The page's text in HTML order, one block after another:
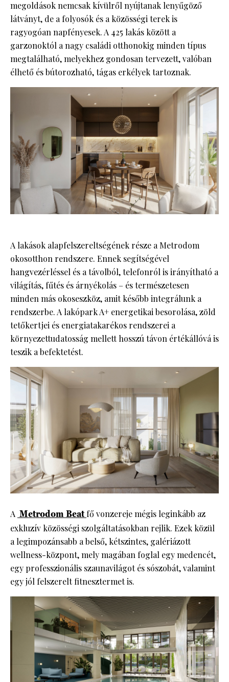
megoldások nemcsak kívülről nyújtanak lenyűgöző
látványt, de a folyosók és a közösségi terek is
ragyogóan napfényesek. A 425 lakás között a
garzonoktól a nagy családi otthonokig minden típus
megtalálható, melyekhez gondosan tervezett, valóban
élhető és bútorozható, tágas erkélyek tartoznak.
A lakások alapfelszereltségének része a Metrodom
okosotthon rendszere. Ennek segítségével
hangvezérléssel és a távolból, telefonról is irányítható a
világítás, fűtés és árnyékolás – és természetesen
minden más okoseszköz, amit később integrálunk a
rendszerbe. A lakópark A+ energetikai besorolása, zöld
tetőkertjei és energiatakarékos rendszerei a
környezettudatosság mellett hosszú távon értékállóvá is
teszik a befektetést.
A Metrodom Beat fő vonzereje mégis leginkább az
exkluzív közösségi szolgáltatásokban rejlik. Ezek közül
a legimpozánsabb a belső, kétszintes, galériázott
wellness-központ, mely magában foglal egy medencét,
egy professzionális szaunavilágot és sószobát, valamint
egy jól felszerelt fitnesztermet is.